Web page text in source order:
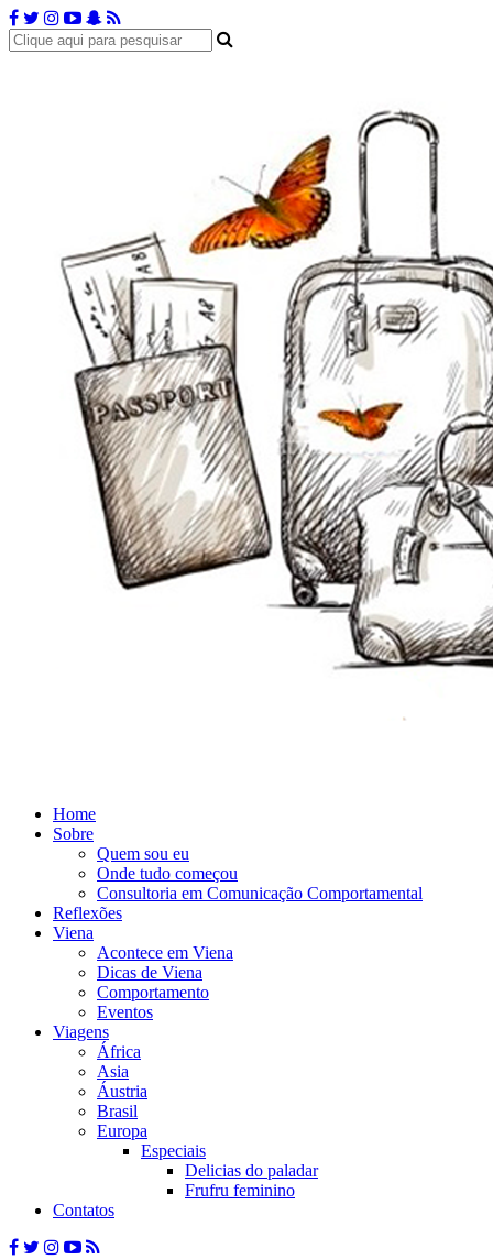
Home
Sobre
Quem sou eu
Onde tudo começou
Consultoria em Comunicação Comportamental
Reflexões
Viena
Acontece em Viena
Dicas de Viena
Comportamento
Eventos
Viagens
África
Asia
Áustria
Brasil
Europa
Especiais
Delicias do paladar
Frufru feminino
Contatos